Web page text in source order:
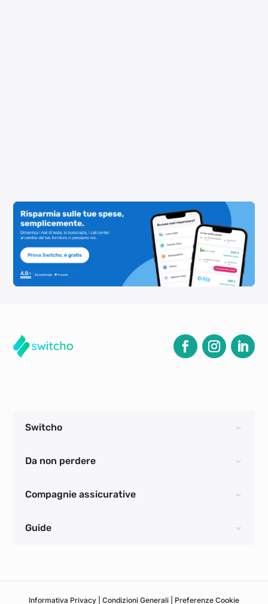
Switcho
Da non perdere
Compagnie assicurative
Guide
Informativa Privacy Condizioni Generali Preferenze Cookie